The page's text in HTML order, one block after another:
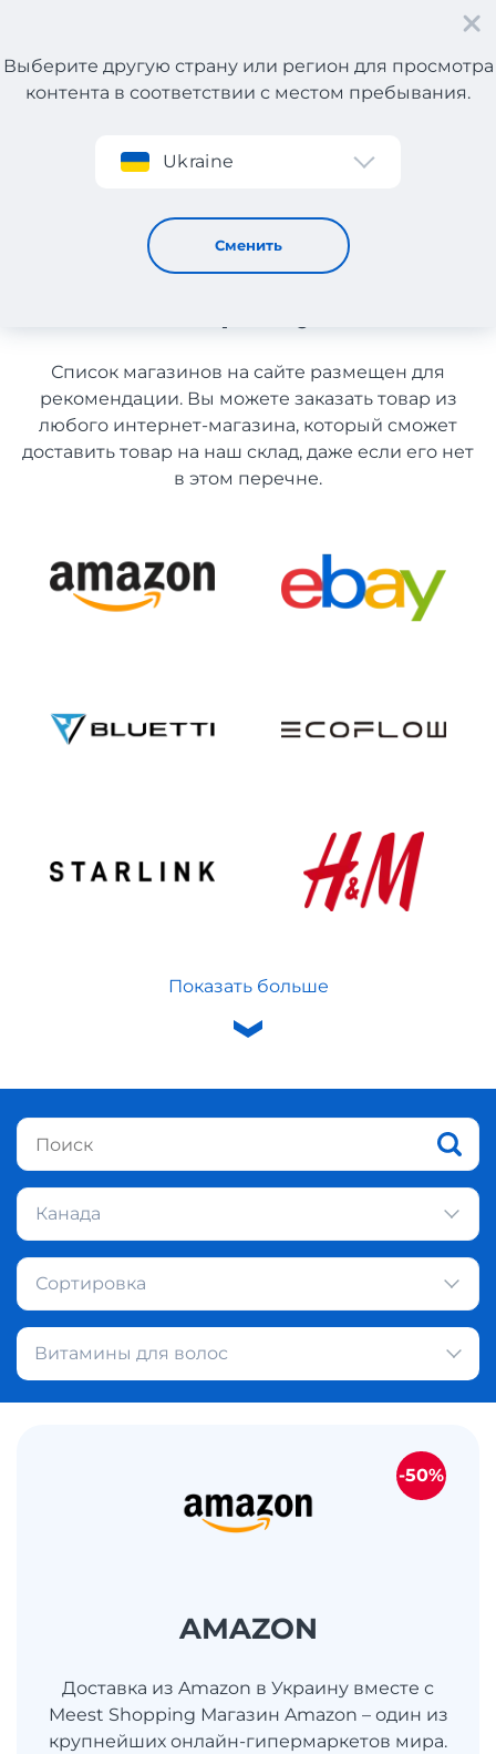
Регистрация
Выберите другую страну или регион для просмотра
контента в соответствии с местом пребывания.
Ukraine
Сменить
Витамины для волос из Канады с доставкой в Украину
Витамины для волос из
Канады с доставкой в
Список магазинов на сайте размещен для
рекомендации. Вы можете заказать товар из
любого интернет-магазина, который сможет
доставить товар на наш склад, даже если его нет
в этом перечне.
Показать больше
Канада
Сортировка
Витамины для волос
AMAZON
Доставка из Amazon в Украину вместе с
Meest Shopping Магазин Amazon – один из
крупнейших онлайн-гипермаркетов мира.
-50%